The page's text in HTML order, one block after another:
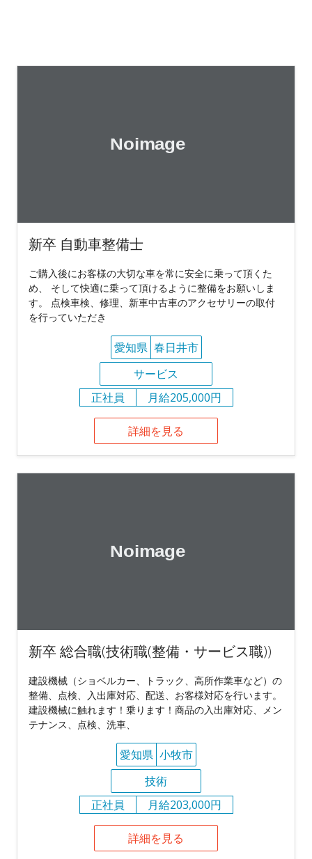
新卒 自動車整備士
ご購入後にお客様の大切な車を常に安全に乗って頂くた
め、 そして快適に乗って頂けるように整備をお願いしま
す。 点検車検、修理、新車中古車のアクセサリーの取付
を行っていただき
愛知県 春日井市
サービス
正社員
月給205,000円
詳細を見る
新卒 総合職(技術職(整備・サービス職))
建設機械（ショベルカー、トラック、高所作業車など）の
整備、点検、入出庫対応、配送、お客様対応を行います。
建設機械に触れます！乗ります！商品の入出庫対応、メン
テナンス、点検、洗車、
愛知県 小牧市
技術
正社員
月給203,000円
詳細を見る